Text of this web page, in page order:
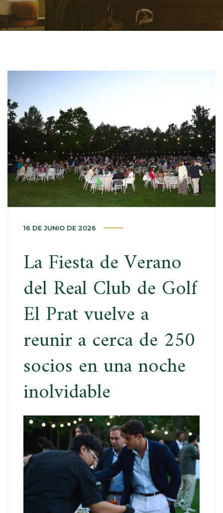
16 DE JUNIO DE 2026
La Fiesta de Verano
del Real Club de Golf
El Prat vuelve a
reunir a cerca de 250
socios en una noche
inolvidable